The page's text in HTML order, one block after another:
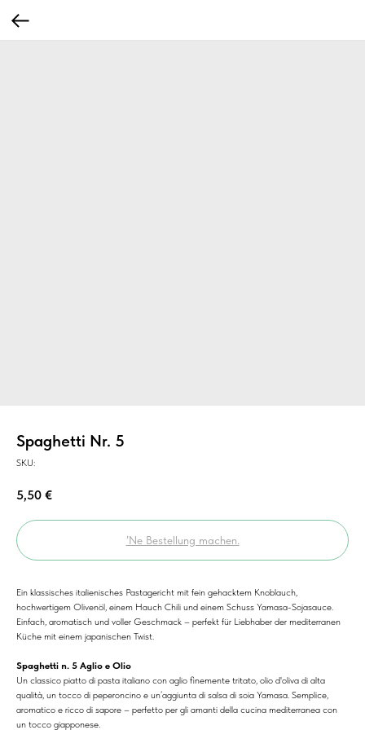
Spaghetti Nr. 5
SKU:
5,50 €
’Ne Bestellung machen.
Ein klassisches italienisches Pastagericht mit fein gehacktem Knoblauch,
hochwertigem Olivenöl, einem Hauch Chili und einem Schuss Yamasa-Sojasauce.
Einfach, aromatisch und voller Geschmack – perfekt für Liebhaber der mediterranen
Küche mit einem japanischen Twist.
Spaghetti n. 5 Aglio e Olio
Un classico piatto di pasta italiano con aglio finemente tritato, olio d'oliva di alta
qualità, un tocco di peperoncino e un’aggiunta di salsa di soia Yamasa. Semplice,
aromatico e ricco di sapore – perfetto per gli amanti della cucina mediterranea con
un tocco giapponese.